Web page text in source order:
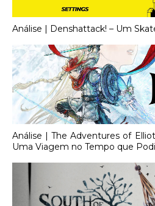
Análise | Denshattack! – Um
Análise | The Adventures of
Uma Viagem no Tempo que